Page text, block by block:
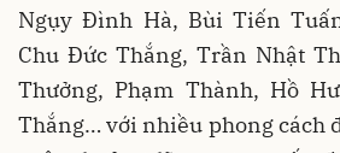
Ngụy Đình Hà, Bùi Tiến
Chu Đức Thắng, Trần Nhật
Thưởng, Phạm Thành, Hồ
Thắng… với nhiều phong cách